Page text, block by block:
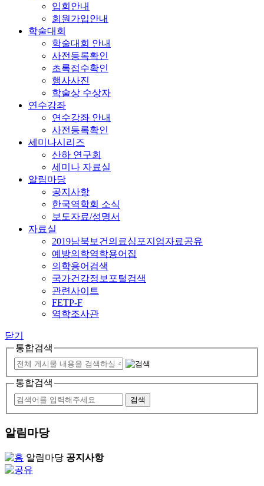
입회안내
회원가입안내
학술대회
학술대회 안내
사전등록확인
초록접수확인
행사사진
학술상 수상자
연수강좌
연수강좌 안내
사전등록확인
세미나시리즈
산하 연구회
세미나 자료실
알림마당
공지사항
한국역학회 소식
보도자료/성명서
자료실
2019남북보건의료심포지엄자료공유
예방의학역학용어집
의학용어검색
국가건강정보포털검색
관련사이트
FETP-F
역학조사관
닫기
통합검색
통합검색
알림마당
알림마당 공지사항